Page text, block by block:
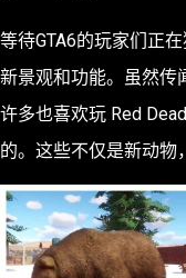
等待GTA6的玩家们正
新景观和功能。虽然传
许多也喜欢玩 Red
的。这些不仅是新动物